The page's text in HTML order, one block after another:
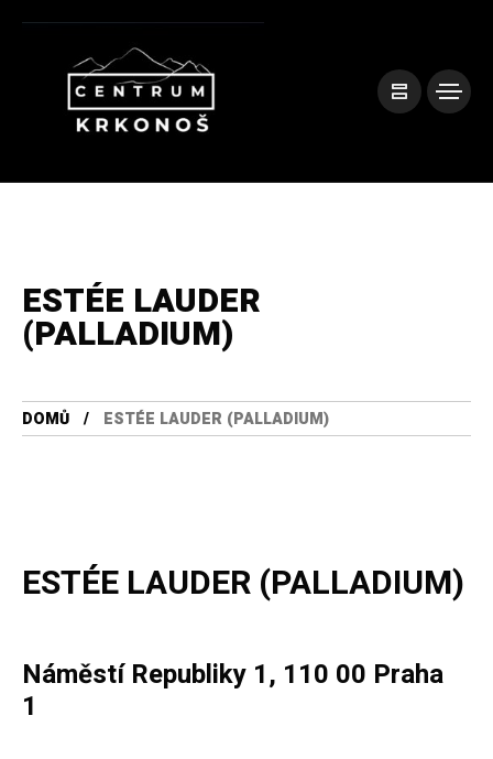
ESTÉE LAUDER
(PALLADIUM)
DOMŮ ESTÉE LAUDER (PALLADIUM)
ESTÉE LAUDER (PALLADIUM)
Náměstí Republiky 1, 110 00 Praha
1